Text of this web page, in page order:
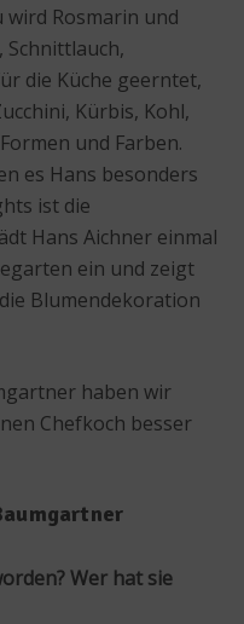
wird Rosmarin und
Schnittlauch,
die Küche geerntet,
Kürbis, Kohl,
und Farben.
es Hans besonders
ist die
Hans Aichner einmal
ein und zeigt
Blumendekoration
haben wir
Chefkoch besser
Wer hat sie